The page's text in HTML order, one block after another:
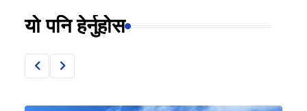
यो पनि हेर्नुहोस